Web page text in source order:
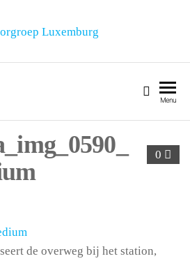
Menu
0
de overweg bij het station,